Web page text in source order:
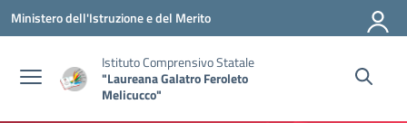
Vai ai contenuti
Vai al menu di navigazione
Vai al footer
Ministero dell'Istruzione e del Merito
Istituto Comprensivo Statale
"Laureana Galatro Feroleto
Melicucco"